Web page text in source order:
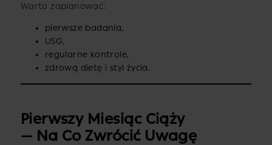
Warto zaplanować:
pierwsze badania,
USG,
regularne kontrole,
zdrową dietę i styl życia.
Pierwszy Miesiąc Ciąży
— Na Co Zwrócić Uwagę